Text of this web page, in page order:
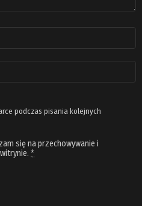
podczas pisania kolejnych
się na przechowywanie i
*